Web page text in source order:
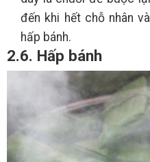
đến khi hết chỗ nhân
hấp bánh.
2.6. Hấp bánh